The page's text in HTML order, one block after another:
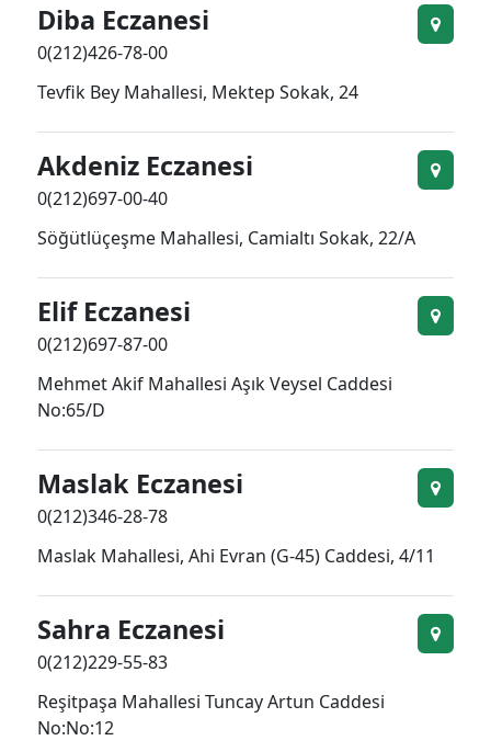
Diba Eczanesi
0(212)426-78-00
Tevfik Bey Mahallesi, Mektep Sokak, 24
Akdeniz Eczanesi
0(212)697-00-40
Söğütlüçeşme Mahallesi, Camialtı Sokak, 22/A
Elif Eczanesi
0(212)697-87-00
Mehmet Akif Mahallesi Aşık Veysel Caddesi
No:65/D
Maslak Eczanesi
0(212)346-28-78
Maslak Mahallesi, Ahi Evran (G-45) Caddesi, 4/11
Sahra Eczanesi
0(212)229-55-83
Reşitpaşa Mahallesi Tuncay Artun Caddesi
No:No:12